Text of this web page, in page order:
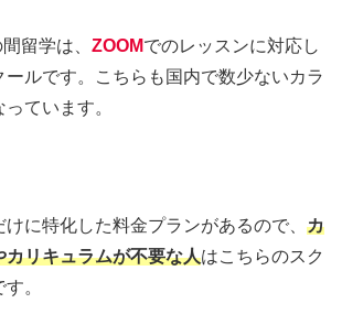
留学は、 ZOOMでのレッスンに対応し
ールです。こちらも国内で数少ないカラ
ています。
に特化した料金プランがあるので、 カ
カリキュラムが不要な人はこちらのスク
。